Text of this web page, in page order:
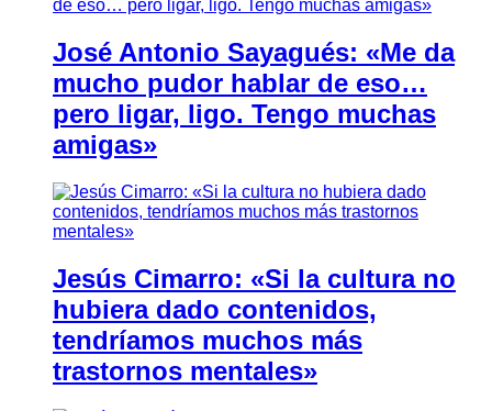
José Antonio Sayagués: «Me da
mucho pudor hablar de eso…
pero ligar, ligo. Tengo muchas
amigas»
Jesús Cimarro: «Si la cultura no
hubiera dado contenidos,
tendríamos muchos más
trastornos mentales»